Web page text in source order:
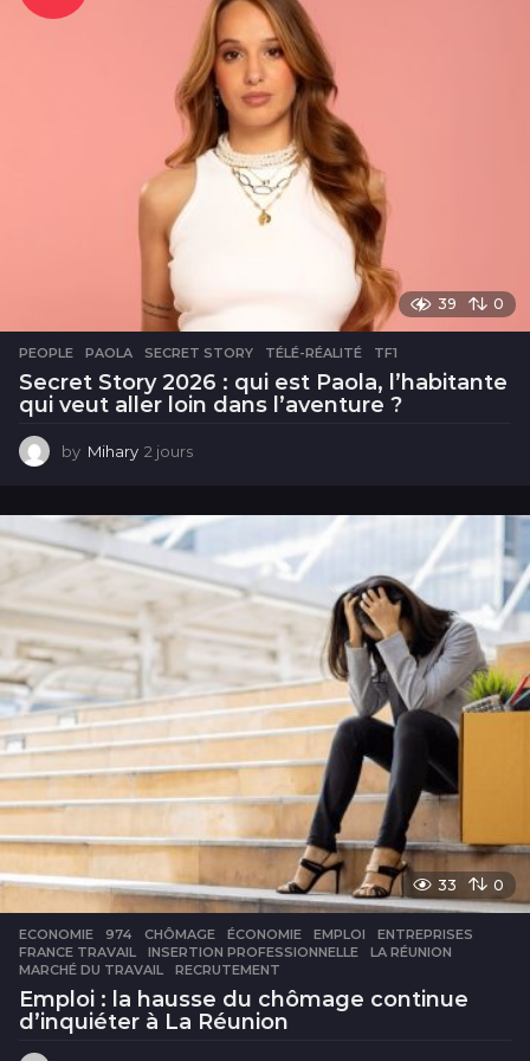
39 0
PEOPLE PAOLA ,SECRET STORY ,TÉLÉ-RÉALITÉ ,TF1
Secret Story 2026 : qui est Paola, l’habitante
qui veut aller loin dans l’aventure ?
by Mihary 2 jours
u
33 0
ECONOMIE 974 ,CHÔMAGE ,ÉCONOMIE ,EMPLOI ,ENTREPRISES
FRANCE TRAVAIL
,INSERTION PROFESSIONNELLE ,LA RÉUNION
MARCHÉ DU TRAVAIL
,RECRUTEMENT
Emploi : la hausse du chômage continue
d’inquiéter à La Réunion